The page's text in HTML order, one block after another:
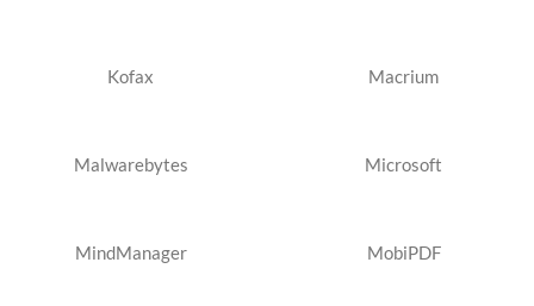
Kofax Macrium
Malwarebytes Microsoft
MindManager MobiPDF